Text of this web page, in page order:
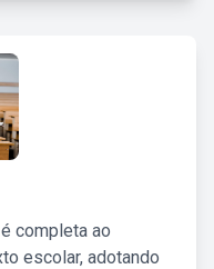
completa ao
escolar, adotando